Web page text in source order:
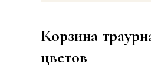
Корзина
цветов